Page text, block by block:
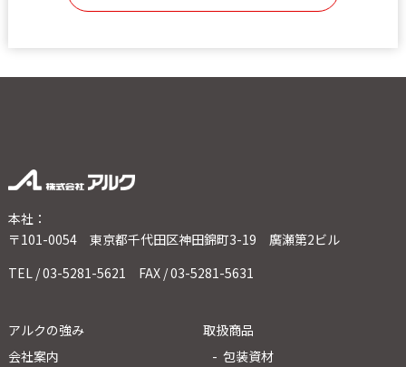
本社：
〒101-0054 東京都千代田区神田錦町3-19 廣瀬第2ビル
TEL / 03-5281-5621 FAX / 03-5281-5631
アルクの強み
会社案内
取扱商品
包装資材